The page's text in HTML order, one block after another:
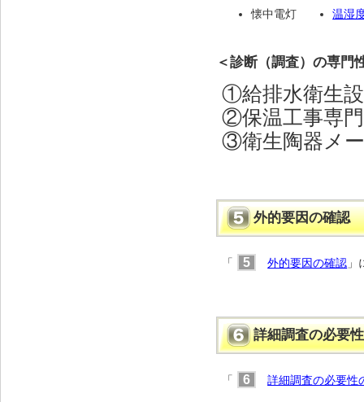
懐中電灯 温湿
＜診断（調査）の専門
①給排水衛生
②保温工事専
③衛生陶器メ
外的要因の確認
「 5 外的要因の確認 」
詳細調査の必要
「 6 詳細調査の必要性